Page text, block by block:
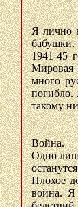
Я лично
1941-45
Мировая
много
погибло.
такому
Война.
Одно
Плохое
война. Я